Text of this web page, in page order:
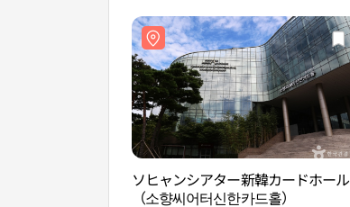
ソヒャンシアター新韓カードホール
（소향씨어터신한카드홀）